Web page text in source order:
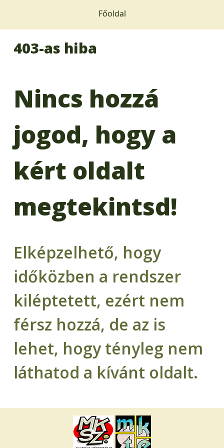
Főoldal
403-as hiba
Nincs hozzá
jogod, hogy a
kért oldalt
megtekintsd!
Elképzelhető, hogy
időközben a rendszer
kiléptetett, ezért nem
férsz hozzá, de az is
lehet, hogy tényleg nem
láthatod a kívánt oldalt.